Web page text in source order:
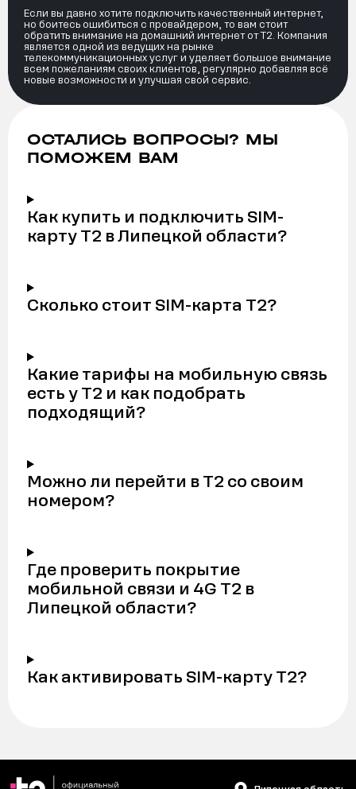
Если вы давно хотите подключить качественный интернет,
но боитесь ошибиться с провайдером, то вам стоит
обратить внимание на домашний интернет от Т2. Компания
является одной из ведущих на рынке
телекоммуникационных услуг и уделяет большое внимание
всем пожеланиям своих клиентов, регулярно добавляя всё
новые возможности и улучшая свой сервис.
ОСТАЛИСЬ ВОПРОСЫ? МЫ
ПОМОЖЕМ ВАМ
Как купить и подключить SIM-
карту Т2 в Липецкой области?
Сколько стоит SIM-карта Т2?
Какие тарифы на мобильную связь
есть у Т2 и как подобрать
подходящий?
Можно ли перейти в Т2 со своим
номером?
Где проверить покрытие
мобильной связи и 4G Т2 в
Липецкой области?
Как активировать SIM-карту Т2?